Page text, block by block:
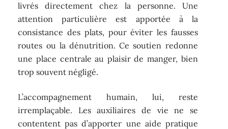
livrés directement chez la personne. Une
attention particulière est apportée à la
consistance des plats, pour éviter les fausses
routes ou la dénutrition. Ce soutien redonne
une place centrale au plaisir de manger, bien
trop souvent négligé.
L’accompagnement humain, lui, reste
irremplaçable. Les auxiliaires de vie ne se
contentent pas d’apporter une aide pratique